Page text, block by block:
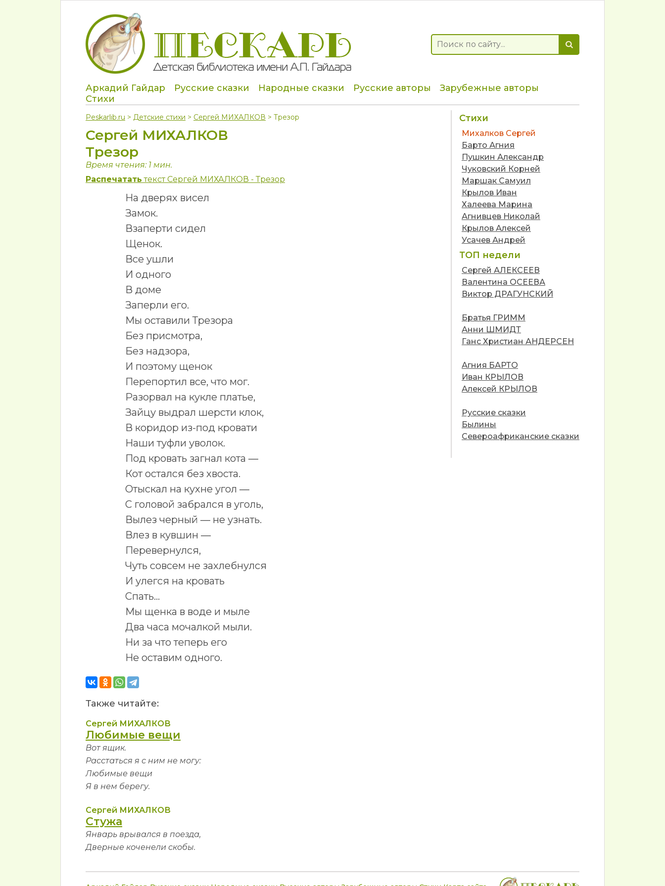
Аркадий Гайдар Русские сказки Народные сказки Русские авторы
Зарубежные авторы
Стихи
Peskarlib.ru > Детские стихи > Сергей МИХАЛКОВ > Трезор
Сергей МИХАЛКОВ
Трезор
Время чтения: 1 мин.
Распечатать текст Сергей МИХАЛКОВ - Трезор
На дверях висел
Замок.
Взаперти сидел
Щенок.
Все ушли
И одного
В доме
Заперли его.
Мы оставили Трезора
Без присмотра,
Без надзора,
И поэтому щенок
Перепортил все, что мог.
Разорвал на кукле платье,
Зайцу выдрал шерсти клок,
В коридор из-под кровати
Наши туфли уволок.
Под кровать загнал кота ―
Кот остался без хвоста.
Отыскал на кухне угол ―
С головой забрался в уголь,
Вылез черный ― не узнать.
Влез в кувшин ―
Перевернулся,
Чуть совсем не захлебнулся
И улегся на кровать
Спать...
Мы щенка в воде и мыле
Два часа мочалкой мыли.
Ни за что теперь его
Не оставим одного.
Также читайте:
Сергей МИХАЛКОВ
Любимые вещи
Вот ящик.
Расстаться я с ним не могу:
Любимые вещи
Я в нем берегу.
Сергей МИХАЛКОВ
Стужа
Январь врывался в поезда,
Дверные коченели скобы.
Стихи
Михалков Сергей
Барто Агния
Пушкин Александр
Чуковский Корней
Маршак Самуил
Крылов Иван
Халеева Марина
Агнивцев Николай
Крылов Алексей
Усачев Андрей
ТОП недели
Сергей АЛЕКСЕЕВ
Валентина ОСЕЕВА
Виктор ДРАГУНСКИЙ
Братья ГРИММ
Анни ШМИДТ
Ганс Христиан АНДЕРСЕН
Агния БАРТО
Иван КРЫЛОВ
Алексей КРЫЛОВ
Русские сказки
Былины
Североафриканские сказки